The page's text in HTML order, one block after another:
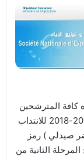
كافة المترشحين
للمناظرة الخارجيـة بعنوان سنـوات 2016-2017-2018 للانتداب
صيدلي ) رمز
المرحلة الثانية من